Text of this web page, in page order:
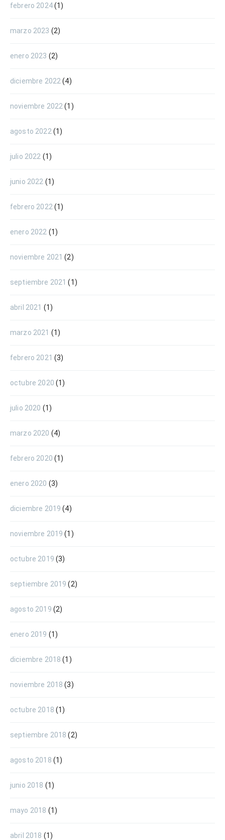
febrero 2024(1)
marzo 2023 (2)
enero 2023 (2)
diciembre 2022 (4)
noviembre 2022 (1)
agosto 2022 (1)
julio 2022 (1)
junio 2022 (1)
febrero 2022 (1)
enero 2022 (1)
noviembre 2021 (2)
septiembre 2021 (1)
abril 2021 (1)
marzo 2021 (1)
febrero 2021 (3)
octubre 2020 (1)
julio 2020 (1)
marzo 2020 (4)
febrero 2020 (1)
enero 2020 (3)
diciembre 2019 (4)
noviembre 2019 (1)
octubre 2019 (3)
septiembre 2019 (2)
agosto 2019 (2)
enero 2019 (1)
diciembre 2018 (1)
noviembre 2018 (3)
octubre 2018 (1)
septiembre 2018 (2)
agosto 2018 (1)
junio 2018 (1)
mayo 2018 (1)
abril 2018 (1)